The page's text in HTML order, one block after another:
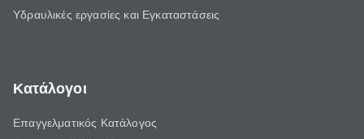
Υδραυλικές εργασίες και Εγκαταστάσεις
Κατάλογοι
Επαγγελματικός Κατάλογος